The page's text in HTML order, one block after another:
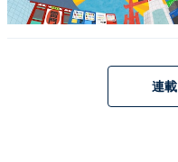
連